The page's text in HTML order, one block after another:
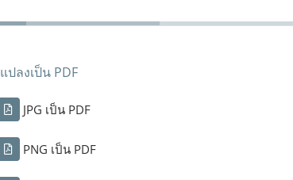
แปลงเป็น PDF
JPG เป็น PDF
PNG เป็น PDF